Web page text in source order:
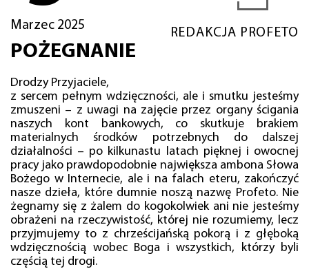
Marzec 2025
REDAKCJA PROFETO
POŻEGNANIE
Drodzy Przyjaciele,
z sercem pełnym wdzięczności, ale i smutku jesteśmy
zmuszeni – z uwagi na zajęcie przez organy ścigania
naszych kont bankowych, co skutkuje brakiem
materialnych środków potrzebnych do dalszej
działalności – po kilkunastu latach pięknej i owocnej
pracy jako prawdopodobnie największa ambona Słowa
Bożego w Internecie, ale i na falach eteru, zakończyć
nasze dzieła, które dumnie noszą nazwę Profeto. Nie
żegnamy się z żalem do kogokolwiek ani nie jesteśmy
obrażeni na rzeczywistość, której nie rozumiemy, lecz
przyjmujemy to z chrześcijańską pokorą i z głęboką
wdzięcznością wobec Boga i wszystkich, którzy byli
częścią tej drogi.